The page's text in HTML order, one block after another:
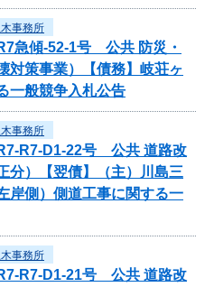
事務所
急傾-52-1号 公共 防災・
対策事業）【債務】岐荘ヶ
一般競争入札公告
事務所
R7-D1-22号 公共 道路改
分）【翌債】（主）川島三
岸側）側道工事に関する一
事務所
R7-D1-21号 公共 道路改